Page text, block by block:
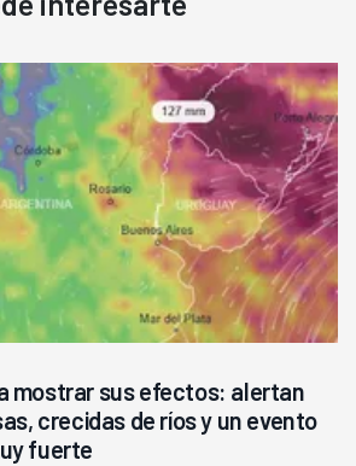
mostrar sus efectos: alertan
crecidas de ríos y un evento
fuerte